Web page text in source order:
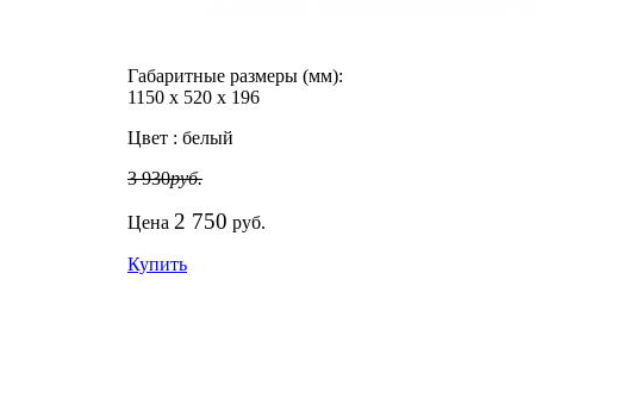
Габаритные размеры (мм):
1150 х 520 х 196
Цвет : белый
3 930руб.
Цена 2 750 руб.
Купить